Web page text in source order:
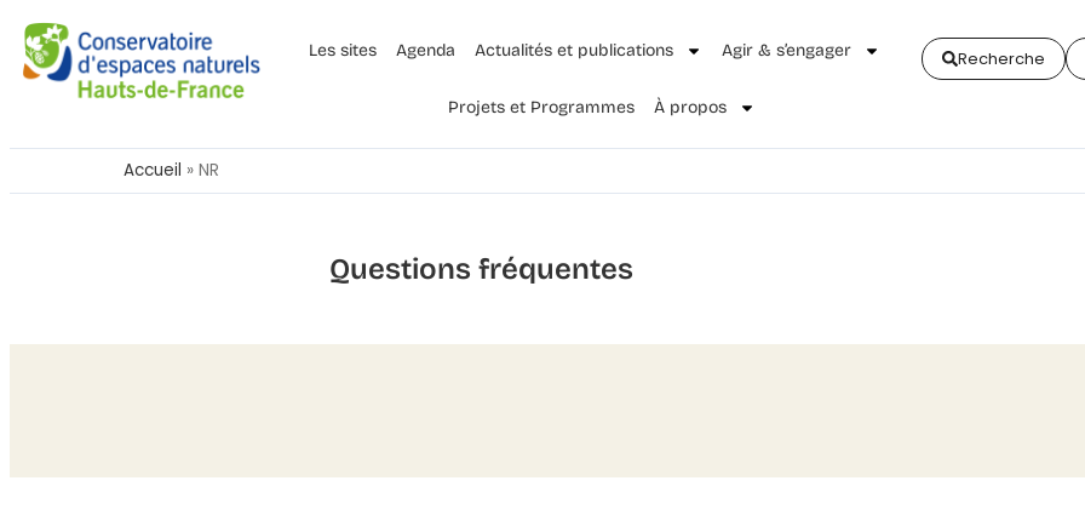
Les sites Agenda Actualités et publications Agir & s’engager
Projets et Programmes À propos
Recherche
Accueil » NR
Questions fréquentes